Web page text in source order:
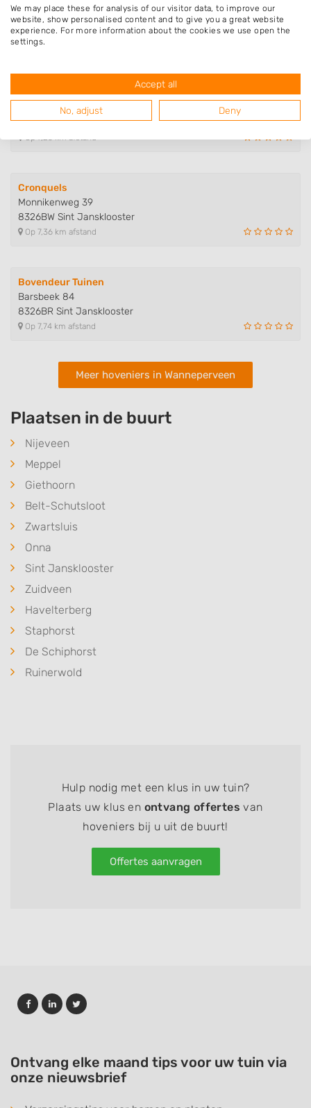
Rietzoom 8
7943MH Meppel
Op 7,00 km afstand
Ruben Kamminga Multidiensten
7943LN Meppel
Cronquels
Monnikenweg 39
8326BW Sint Jansklooster
Op 7,36 km afstand
Bovendeur Tuinen
Barsbeek 84
8326BR Sint Jansklooster
Op 7,74 km afstand
Meer hoveniers in Wanneperveen
Plaatsen in de buurt
Nijeveen
Meppel
Giethoorn
Belt-Schutsloot
Zwartsluis
Onna
Sint Jansklooster
Zuidveen
Havelterberg
Staphorst
De Schiphorst
Ruinerwold
Hulp nodig met een klus in uw tuin?
Plaats uw klus en ontvang offertes van
hoveniers bij u uit de buurt!
Offertes aanvragen
Ontvang elke maand tips voor uw tuin via
onze nieuwsbrief
We may place these for analysis of our visitor data, to improve our
website, show personalised content and to give you a great website
experience. For more information about the cookies we use open the
settings.
Accept all
No, adjust Deny